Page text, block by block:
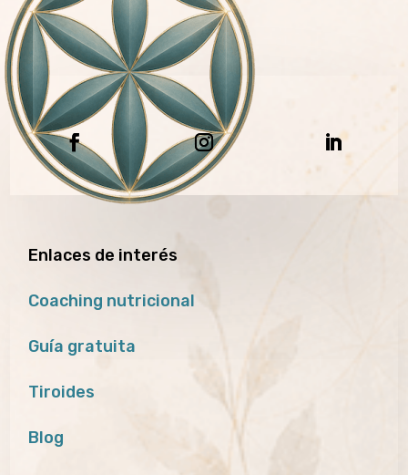
Enlaces de interés
Coaching nutricional
Guía gratuita
Tiroides
Blog